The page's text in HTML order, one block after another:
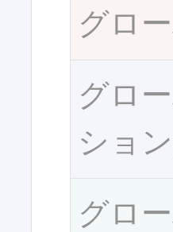
グロ
グロ
ショ
グロ